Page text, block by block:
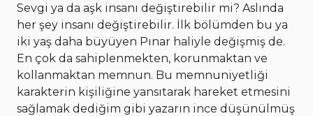
Sevgi ya da aşk insanı değiştirebilir mi? Aslında
her şey insanı değiştirebilir. İlk bölümden bu ya
iki yaş daha büyüyen Pınar haliyle değişmiş de.
En çok da sahiplenmekten, korunmaktan ve
kollanmaktan memnun. Bu memnuniyetliği
karakterin kişiliğine yansıtarak hareket etmesini
sağlamak dediğim gibi yazarın ince düşünülmüş